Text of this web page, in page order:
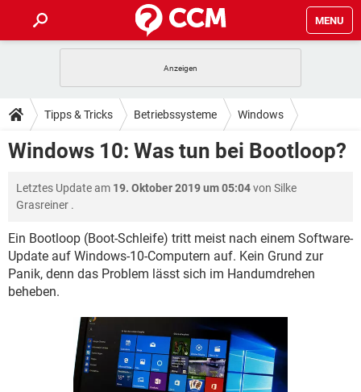
MENU
ANDROID IOS
WINDOWS 10 INSTAGRAM
FACEBOOK
TIPPS & TRICKS
SPIELE STREAMING
ANDROID IOS
WINDOWS 10 INSTAGRAM
FACEBOOK HARDWARE
DOWNLOADS
ANDROID
WHATSAPP TIKTOK
FACEBOOK
FORUM
ANDROID IOS
WINDOWS 10 INSTAGRAM
WHATSAPP
HARDWARE
SPIELE STREAMING
ANDROID
TIKTOK
HARDWARE
Tipps & Tricks Betriebssysteme Windows
Windows 10
Windows 10: Was tun bei Bootloop?
Letztes Update am 19. Oktober 2019 um 05:04von Silke
Grasreiner .
Ein Bootloop (Boot-Schleife) tritt meist nach einem Software-
Update auf Windows-10-Computern auf. Kein Grund zur
Panik, denn das Problem lässt sich im Handumdrehen
beheben.